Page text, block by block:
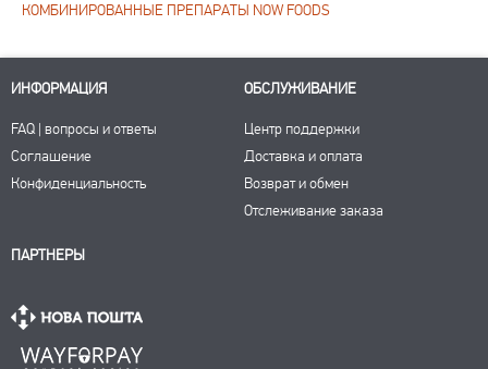
КОМБИНИРОВАННЫЕ ПРЕПАРАТЫ NOW FOODS
ИНФОРМАЦИЯ
FAQ | вопросы и ответы
Соглашение
Конфиденциальность
ОБСЛУЖИВАНИЕ
Центр поддержки
Доставка и оплата
Возврат и обмен
Отслеживание заказа
ПАРТНЕРЫ